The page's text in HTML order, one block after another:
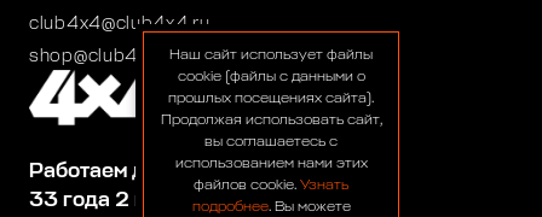
Работаем для вас:
33 года 2 месяца 24 дня
club4x4@club4x4.ru
shop@club4x4.ruНаш сайт использует файлы
cookie (файлы с данными о
прошлых посещениях сайта).
Продолжая использовать сайт,
вы соглашаетесь с
использованием нами этих
файлов cookie. Узнать
подробнее. Вы можете